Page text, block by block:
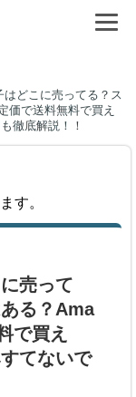
どこに売ってる？ス
価で送料無料で買え
徹底解説！！
す。
売って
る？Ama
で買え
てないで